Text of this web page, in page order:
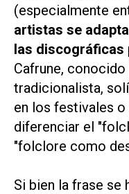
(especialmente
artistas se
las discográficas
Cafrune,
tradicionalista,
en los festivales
diferenciar el
"folclore como
Si bien la frase se